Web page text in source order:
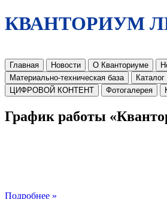
КВАНТОРИУМ
Главная Новости О Кванториуме
Материально-техническая база
ЦИФРОВОЙ КОНТЕНТ
Фотогалерея
График работы
Подробнее »